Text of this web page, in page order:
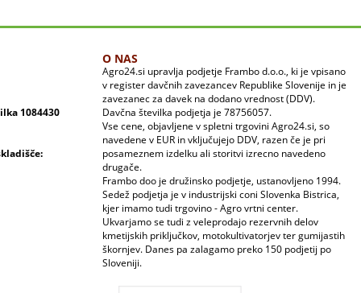
1084430
O NAS
Agro24.si upravlja podjetje Frambo d.o.o., ki je vpisano
v register davčnih zavezancev Republike Slovenije in je
zavezanec za davek na dodano vrednost (DDV).
Davčna številka podjetja je 78756057.
Vse cene, objavljene v spletni trgovini Agro24.si, so
navedene v EUR in vključujejo DDV, razen če je pri
posameznem izdelku ali storitvi izrecno navedeno
drugače.
Frambo doo je družinsko podjetje, ustanovljeno 1994.
Sedež podjetja je v industrijski coni Slovenka Bistrica,
kjer imamo tudi trgovino - Agro vrtni center.
Ukvarjamo se tudi z veleprodajo rezervnih delov
kmetijskih priključkov, motokultivatorjev ter gumijastih
škornjev. Danes pa zalagamo preko 150 podjetij po
Sloveniji.